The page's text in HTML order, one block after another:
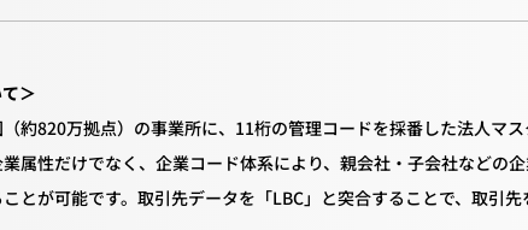
＞
約820万拠点）の事業所に、11桁の管理コードを採番した法人マ
属性だけでなく、企業コード体系により、親会社・子会社などの
とが可能です。取引先データを「LBC」と突合することで、取引先